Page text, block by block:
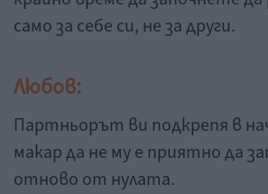
само за себе си, не за други.
Любов:
Партньорът ви подкрепя в
макар да не му е приятно да
отново от нулата.